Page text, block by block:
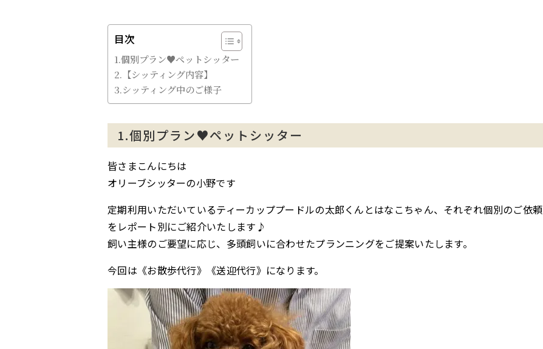
目次
1.個別プラン♥ペットシッター
2.【シッティング内容】
3.シッティング中のご様子
1.個別プラン♥ペットシッター
皆さまこんにちは
オリーブシッターの小野です
定期利用いただいているティーカッププードルの太郎くんとはなこちゃん、それぞれ個別のご依頼
をレポート別にご紹介いたします♪
飼い主様のご要望に応じ、多頭飼いに合わせたプランニングをご提案いたします。
今回は《お散歩代行》《送迎代行》になります。